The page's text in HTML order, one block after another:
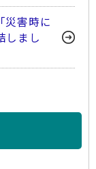
災害時に
しまし